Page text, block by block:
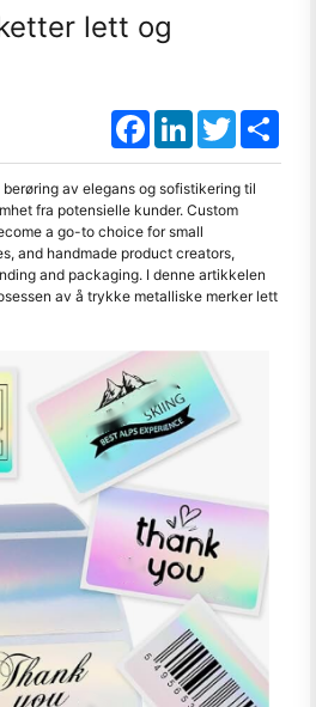
lett og
FacebookLinkedInTwitter
av elegans og sofistikering til
fra potensielle kunder. Custom
a go-to choice for small
and handmade product creators,
and packaging. I denne artikkelen
av å trykke metalliske merker lett